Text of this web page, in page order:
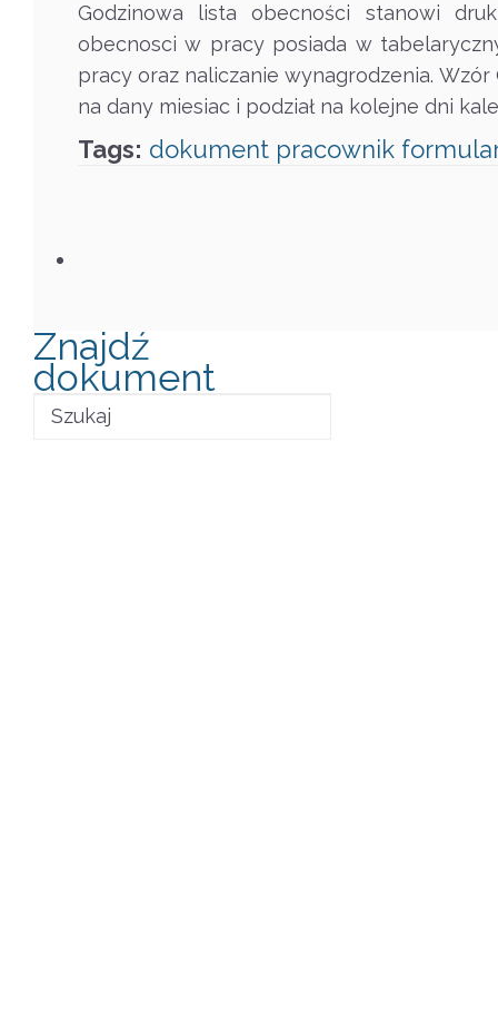
Godzinowa lista obecności stanowi
obecnosci w pracy posiada w
pracy oraz naliczanie wynagrodzenia.
na dany miesiac i podział na kolejne dni
Tags: dokument pracownik
Znajdź
dokument